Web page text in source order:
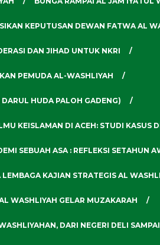
KEPUTUSAN DEWAN FATWA AL
DAN JIHAD UNTUK NKRI
PEMUDA AL-WASHLIYAH
HUDA PALOH GADENG)
KEISLAMAN DI ACEH: STUDI KASUS
SEBUAH ASA : REFLEKSI SETAHUN
KAJIAN STRATEGIS AL
WASHLIYAH GELAR MUZAKARAH
DARI NEGERI DELI